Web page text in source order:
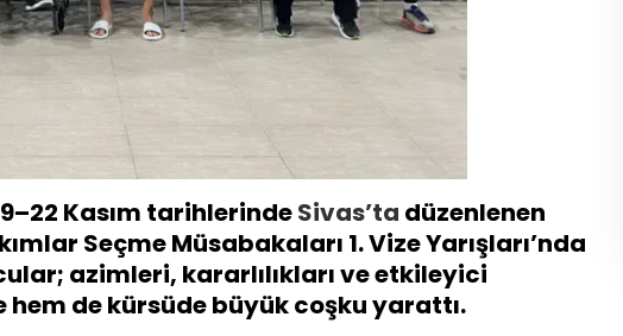
Kasım tarihlerindeSivas’ta düzenlenen
Seçme Müsabakaları 1. Vize Yarışları’nda
azimleri, kararlılıkları ve etkileyici
de kürsüde büyük coşku yarattı.